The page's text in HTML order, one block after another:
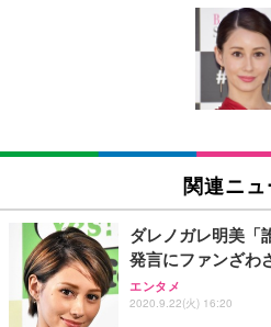
[EdoErgo] オフィス
い 跳ね上げ式アーム
キング pc 事務椅子
ン樹脂ベース 通気性
(黒網+黒枠+黒足)
SIHOO B100 オフィ
ュチェア 人間工学 疲
￥27,999
Sezlife オフィスチェ
ワーク チェア 強化バ
能 人間工学 椅子 腰
EIZO ビジネス向け
EV3240X-WT | 31.5
EIZO ビジネス向け
￥109,572
【純正品】27"ゲーミ
フック付き（CFI-
Amazonベーシック
回使い捨て 無香料 ホ
Amazonベーシック
x2袋(84枚) ホワイト(
￥3,234
ネオ・ルーライフ ネ
り 単品
関連ニュ
ダレノガレ明美「
発言にファンざわ
エンタメ
2020.9.22(火) 16:20